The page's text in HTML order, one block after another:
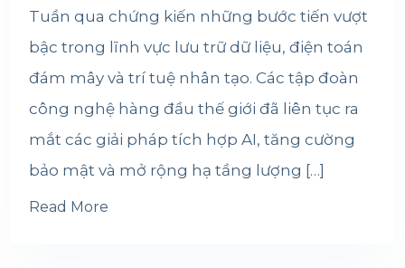
Tuần qua chứng kiến những bước tiến vượt
bậc trong lĩnh vực lưu trữ dữ liệu, điện toán
đám mây và trí tuệ nhân tạo. Các tập đoàn
công nghệ hàng đầu thế giới đã liên tục ra
mắt các giải pháp tích hợp AI, tăng cường
bảo mật và mở rộng hạ tầng lượng […]
Read More